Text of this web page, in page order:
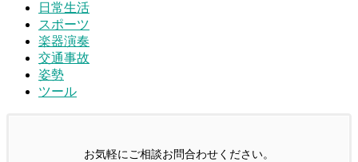
日常生活
スポーツ
楽器演奏
交通事故
姿勢
ツール
お気軽にご相談お問合わせください。